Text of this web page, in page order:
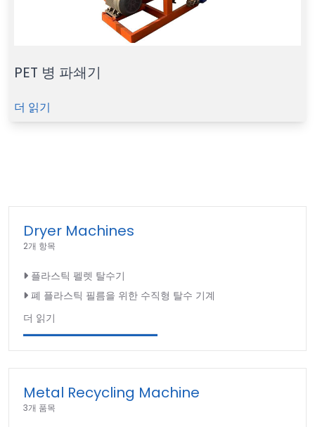
PET 병 파쇄기
더 읽기
Dryer Machines
2개 항목
플라스틱 펠렛 탈수기
폐 플라스틱 필름을 위한 수직형 탈수 기계
더 읽기
Metal Recycling Machine
3개 품목